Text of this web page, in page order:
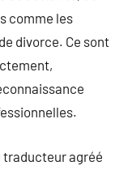
comme les
divorce. Ce sont
traducteur agréé